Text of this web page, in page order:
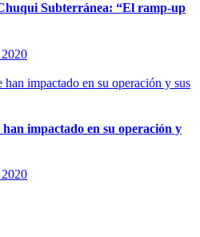
Subterránea: “El ramp-up
impactado en su operación y